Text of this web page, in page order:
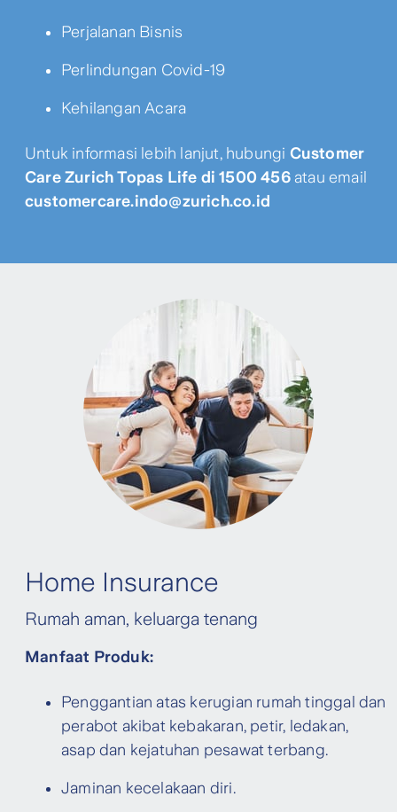
Perjalanan Bisnis
Perlindungan Covid-19
Kehilangan Acara
Untuk informasi lebih lanjut, hubungi Customer
Care Zurich Topas Life di 1500 456atau email
customercare.indo@zurich.co.id
Home Insurance
Rumah aman, keluarga tenang
Manfaat Produk:
Penggantian atas kerugian rumah tinggal dan
perabot akibat kebakaran, petir, ledakan,
asap dan kejatuhan pesawat terbang.
Jaminan kecelakaan diri.